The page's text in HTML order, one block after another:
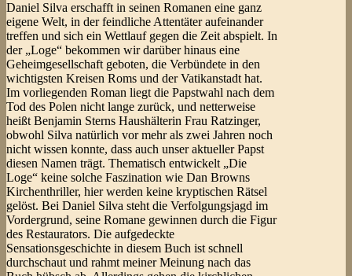
Daniel Silva erschafft in seinen Romanen eine ganz
eigene Welt, in der feindliche Attentäter aufeinander
treffen und sich ein Wettlauf gegen die Zeit abspielt. In
der „Loge“ bekommen wir darüber hinaus eine
Geheimgesellschaft geboten, die Verbündete in den
wichtigsten Kreisen Roms und der Vatikanstadt hat.
Im vorliegenden Roman liegt die Papstwahl nach dem
Tod des Polen nicht lange zurück, und netterweise
heißt Benjamin Sterns Haushälterin Frau Ratzinger,
obwohl Silva natürlich vor mehr als zwei Jahren noch
nicht wissen konnte, dass auch unser aktueller Papst
diesen Namen trägt. Thematisch entwickelt „Die
Loge“ keine solche Faszination wie Dan Browns
Kirchenthriller, hier werden keine kryptischen Rätsel
gelöst. Bei Daniel Silva steht die Verfolgungsjagd im
Vordergrund, seine Romane gewinnen durch die Figur
des Restaurators. Die aufgedeckte
Sensationsgeschichte in diesem Buch ist schnell
durchschaut und rahmt meiner Meinung nach das